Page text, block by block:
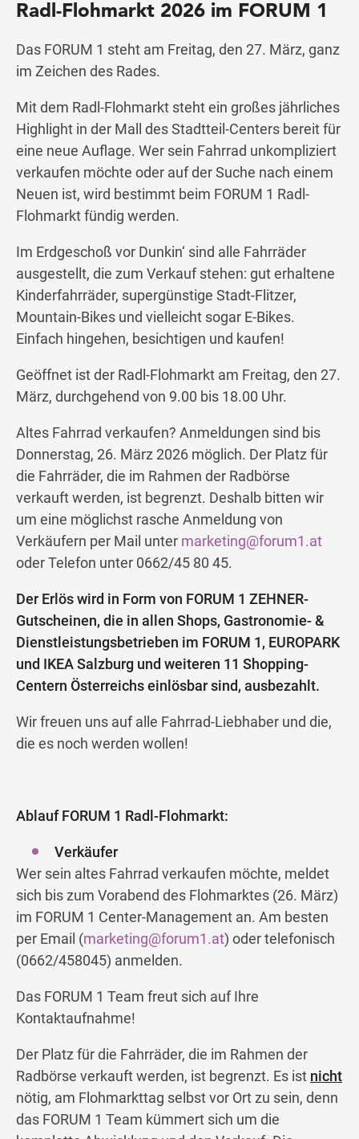
Wegbeschreibung
Radl-Flohmarkt 2026 im FORUM 1
Das FORUM 1 steht am Freitag, den 27. März, ganz
im Zeichen des Rades.
Mit dem Radl-Flohmarkt steht ein großes jährliches
Highlight in der Mall des Stadtteil-Centers bereit für
eine neue Auflage. Wer sein Fahrrad unkompliziert
verkaufen möchte oder auf der Suche nach einem
Neuen ist, wird bestimmt beim FORUM 1 Radl-
Flohmarkt fündig werden.
Im Erdgeschoß vor Dunkin‘ sind alle Fahrräder
ausgestellt, die zum Verkauf stehen: gut erhaltene
Kinderfahrräder, supergünstige Stadt-Flitzer,
Mountain-Bikes und vielleicht sogar E-Bikes.
Einfach hingehen, besichtigen und kaufen!
Geöffnet ist der Radl-Flohmarkt am Freitag, den 27.
März, durchgehend von 9.00 bis 18.00 Uhr.
Altes Fahrrad verkaufen? Anmeldungen sind bis
Donnerstag, 26. März 2026 möglich. Der Platz für
die Fahrräder, die im Rahmen der Radbörse
verkauft werden, ist begrenzt. Deshalb bitten wir
um eine möglichst rasche Anmeldung von
Verkäufern per Mail unter marketing@forum1.at
oder Telefon unter 0662/45 80 45.
Der Erlös wird in Form von FORUM 1 ZEHNER-
Gutscheinen, die in allen Shops, Gastronomie- &
Dienstleistungsbetrieben im FORUM 1, EUROPARK
und IKEA Salzburg und weiteren 11 Shopping-
Centern Österreichs einlösbar sind, ausbezahlt.
Wir freuen uns auf alle Fahrrad-Liebhaber und die,
die es noch werden wollen!
Ablauf FORUM 1 Radl-Flohmarkt:
Verkäufer
Wer sein altes Fahrrad verkaufen möchte, meldet
sich bis zum Vorabend des Flohmarktes (26. März)
im FORUM 1 Center-Management an. Am besten
per Email (marketing@forum1.at) oder telefonisch
(0662/458045) anmelden.
Das FORUM 1 Team freut sich auf Ihre
Kontaktaufnahme!
Der Platz für die Fahrräder, die im Rahmen der
Radbörse verkauft werden, ist begrenzt. Es ist nicht
nötig, am Flohmarkttag selbst vor Ort zu sein, denn
das FORUM 1 Team kümmert sich um die